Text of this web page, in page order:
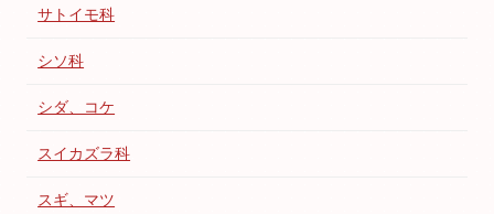
サトイモ科
シソ科
シダ、コケ
スイカズラ科
スギ、マツ